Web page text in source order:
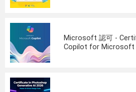
Microsoft 認可 -
Copilot for Microsoft